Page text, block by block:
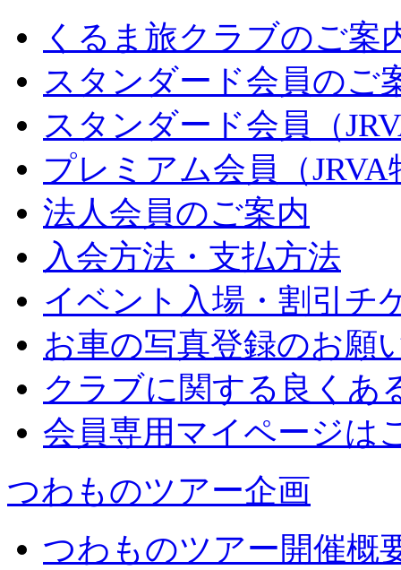
くるま旅クラブのご案
スタンダード会員のご
スタンダード会員（
プレミアム会員（
法人会員のご案内
入会方法・支払方法
イベント入場・割引チ
お車の写真登録のお願
クラブに関する良くあ
会員専用マイページは
つわものツアー企画
つわものツアー開催概